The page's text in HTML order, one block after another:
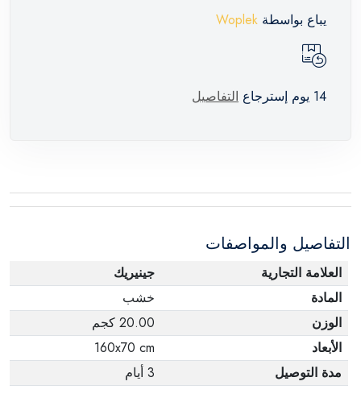
يباع بواسطة Woplek
14 يوم إسترجاع التفاصيل
التفاصيل والمواصفات
العلامة التجارية
جينيريك
المادة
خشب
الوزن
20.00 كجم
الأبعاد
160x70 cm
مدة التوصيل
3 أيام